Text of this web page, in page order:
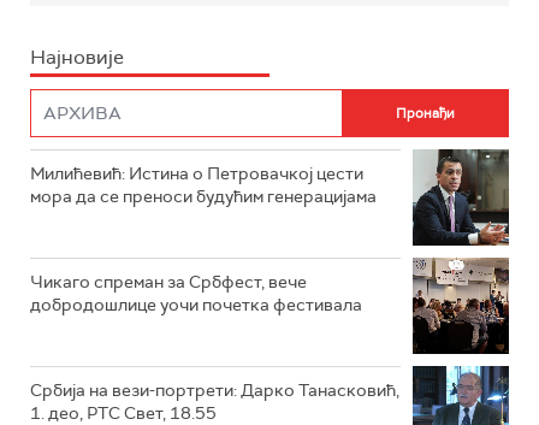
Најновије
Милићевић: Истина о Петровачкој цести
мора да се преноси будућим генерацијама
Чикаго спреман за Србфест, вече
добродошлице уочи почетка фестивала
Србија на вези-портрети: Дарко Танасковић,
1. део, РТС Свет, 18.55